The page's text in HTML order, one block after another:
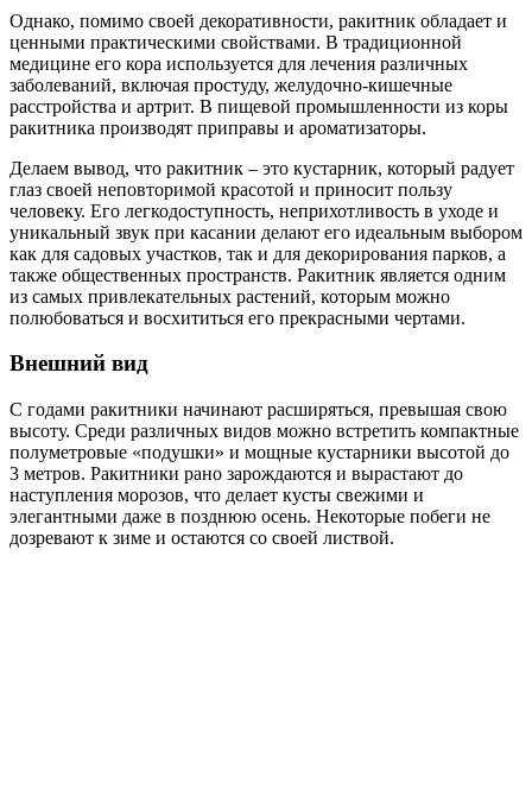
Однако, помимо своей декоративности, ракитник обладает и
ценными практическими свойствами. В традиционной
медицине его кора используется для лечения различных
заболеваний, включая простуду, желудочно-кишечные
расстройства и артрит. В пищевой промышленности из коры
ракитника производят приправы и ароматизаторы.
Делаем вывод, что ракитник – это кустарник, который радует
глаз своей неповторимой красотой и приносит пользу
человеку. Его легкодоступность, неприхотливость в уходе и
уникальный звук при касании делают его идеальным выбором
как для садовых участков, так и для декорирования парков, а
также общественных пространств. Ракитник является одним
из самых привлекательных растений, которым можно
полюбоваться и восхититься его прекрасными чертами.
Внешний вид
С годами ракитники начинают расширяться, превышая свою
высоту. Среди различных видов можно встретить компактные
полуметровые «подушки» и мощные кустарники высотой до
3 метров. Ракитники рано зарождаются и вырастают до
наступления морозов, что делает кусты свежими и
элегантными даже в позднюю осень. Некоторые побеги не
дозревают к зиме и остаются со своей листвой.